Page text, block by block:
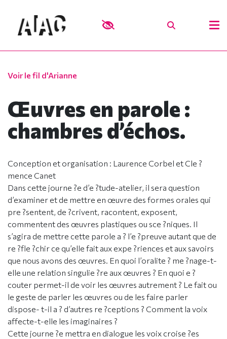
Voir le fil d'Arianne
Œuvres en parole :
chambres d’échos.
Conception et organisation : Laurence Corbel et Cle ?
mence Canet
Dans cette journe ?e d’e ?tude-atelier, il sera question
d’examiner et de mettre en œuvre des formes orales qui
pre ?sentent, de ?crivent, racontent, exposent,
commentent des œuvres plastiques ou sce ?niques. Il
s’agira de mettre cette parole a ? l’e ?preuve autant que de
re ?fle ?chir ce qu’elle fait aux expe ?riences et aux savoirs
que nous avons des œuvres. En quoi l’oralite ? me ?nage-t-
elle une relation singulie ?re aux œuvres ? En quoi e ?
couter permet-il de voir les œuvres autrement ? Le fait ou
le geste de parler les œuvres ou de les faire parler
dispose- t-il a ? d’autres re ?ceptions ? Comment la voix
affecte-t-elle les imaginaires ?
Cette journe ?e mettra en dialogue les voix croise ?es